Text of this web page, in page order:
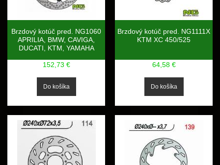
Brzdový kotúč pred. NG1060
APRILIA, BMW, CAVIGA,
DUCATI, KTM, YAMAHA
152,73 €
Brzdový kotúč pred. NG1111X
KTM XC 450/525
64,58 €